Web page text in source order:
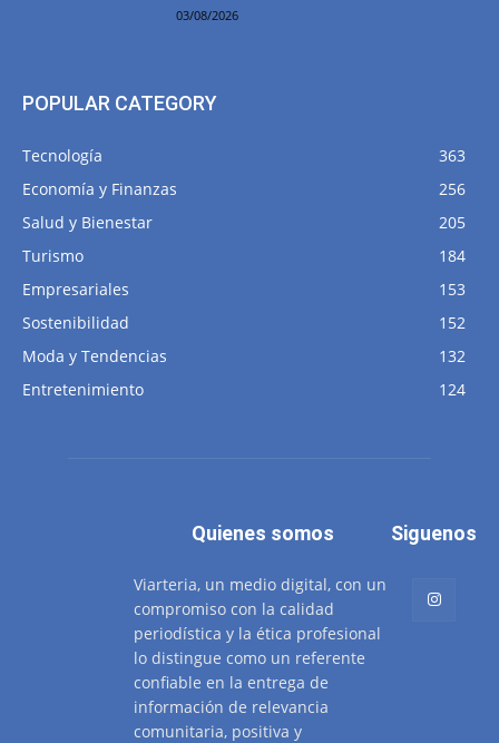
03/08/2026
POPULAR CATEGORY
Tecnología
363
Economía y Finanzas
256
Salud y Bienestar
205
Turismo
184
Empresariales
153
Sostenibilidad
152
Moda y Tendencias
132
Entretenimiento
124
Quienes somos
Viarteria, un medio digital, con un
compromiso con la calidad
periodística y la ética profesional
lo distingue como un referente
confiable en la entrega de
información de relevancia
comunitaria, positiva y
Siguenos